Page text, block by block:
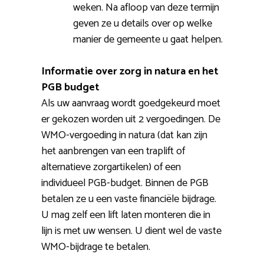
weken. Na afloop van deze termijn
geven ze u details over op welke
manier de gemeente u gaat helpen.
Informatie over zorg in natura en het
PGB budget
Als uw aanvraag wordt goedgekeurd moet
er gekozen worden uit 2 vergoedingen. De
WMO-vergoeding in natura (dat kan zijn
het aanbrengen van een traplift of
alternatieve zorgartikelen) of een
individueel PGB-budget. Binnen de PGB
betalen ze u een vaste financiële bijdrage.
U mag zelf een lift laten monteren die in
lijn is met uw wensen. U dient wel de vaste
WMO-bijdrage te betalen.